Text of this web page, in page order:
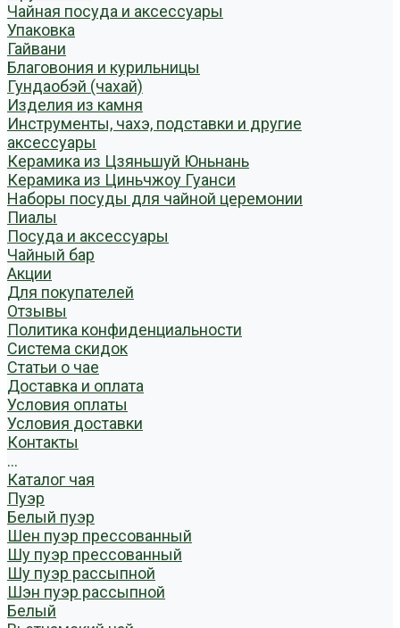
Чайная посуда и аксессуары
Упаковка
Гайвани
Благовония и курильницы
Гундаобэй (чахай)
Изделия из камня
Инструменты, чахэ, подставки и другие
аксессуары
Керамика из Цзяньшуй Юньнань
Керамика из Циньчжоу Гуанси
Наборы посуды для чайной церемонии
Пиалы
Посуда и аксессуары
Чайный бар
Акции
Для покупателей
Отзывы
Политика конфиденциальности
Система скидок
Статьи о чае
Доставка и оплата
Условия оплаты
Условия доставки
Контакты
...
Каталог чая
Пуэр
Белый пуэр
Шен пуэр прессованный
Шу пуэр прессованный
Шу пуэр рассыпной
Шэн пуэр рассыпной
Белый